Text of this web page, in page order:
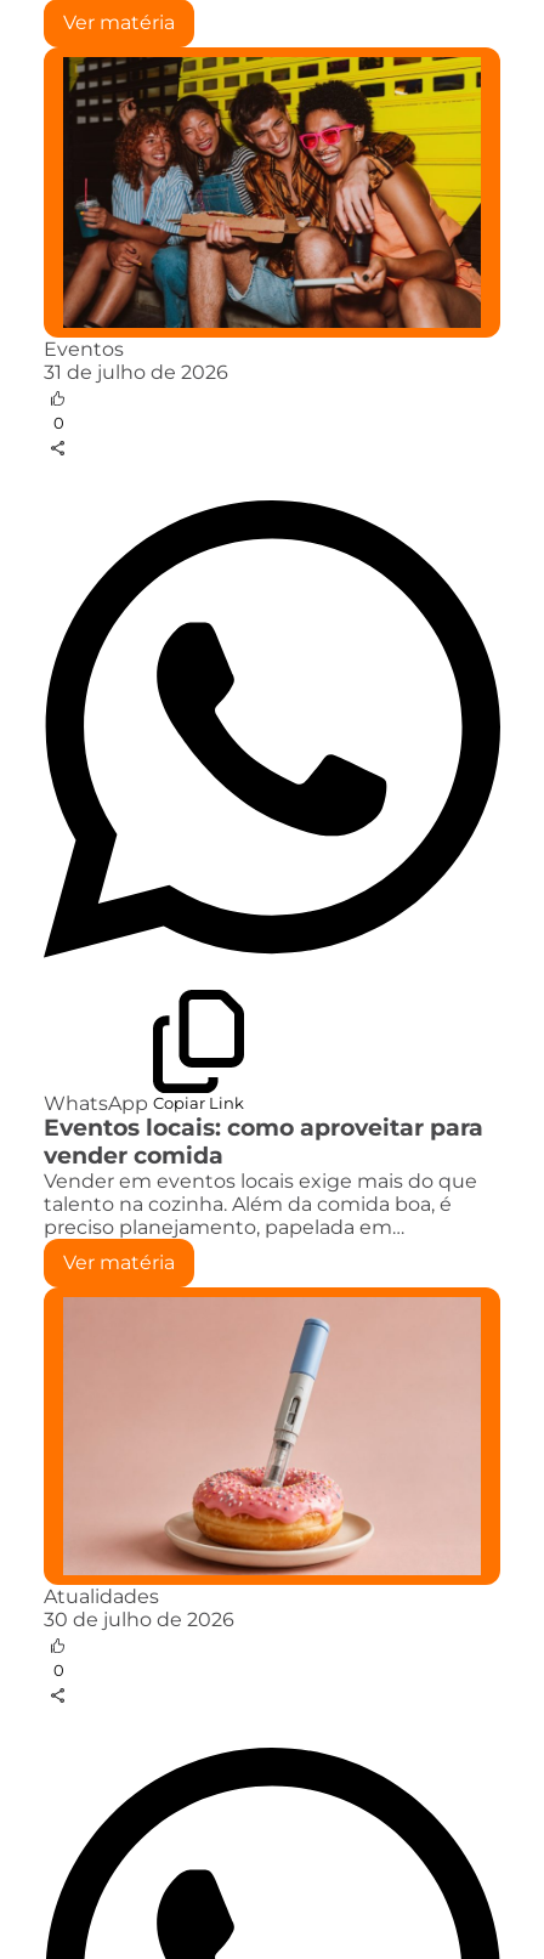
Ver matéria
Eventos
31 de julho de 2026
0
WhatsApp Copiar Link
Eventos locais: como aproveitar para
vender comida
Vender em eventos locais exige mais do que
talento na cozinha. Além da comida boa, é
preciso planejamento, papelada em…
Ver matéria
Atualidades
30 de julho de 2026
0